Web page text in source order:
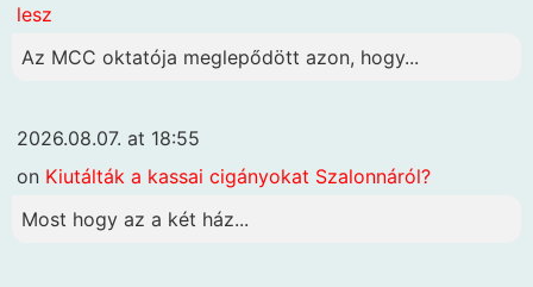
lesz
Az MCC oktatója meglepődött azon, hogy...
2026.08.07. at 18:55
on Kiutálták a kassai cigányokat Szalonnáról?
Most hogy az a két ház...